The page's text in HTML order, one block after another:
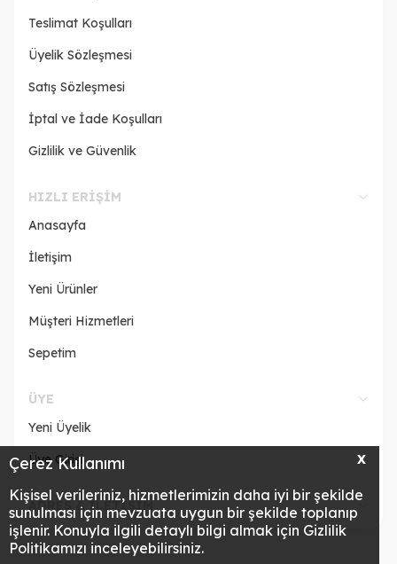
X
Çerez Kullanımı
Kişisel verileriniz, hizmetlerimizin daha iyi bir şekilde
sunulması için mevzuata uygun bir şekilde toplanıp
işlenir. Konuyla ilgili detaylı bilgi almak için Gizlilik
Politikamızı inceleyebilirsiniz.
Teslimat Koşulları
Üyelik Sözleşmesi
Satış Sözleşmesi
İptal ve İade Koşulları
Gizlilik ve Güvenlik
HIZLI ERIŞIM
Anasayfa
İletişim
Yeni Ürünler
Müşteri Hizmetleri
Sepetim
ÜYE
Yeni Üyelik
Üye Girişi
ADRES & İLETİŞİM